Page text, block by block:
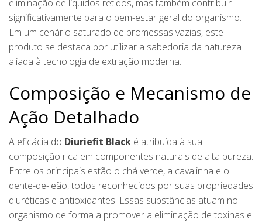
eliminação de líquidos retidos, mas também contribuir
significativamente para o bem-estar geral do organismo.
Em um cenário saturado de promessas vazias, este
produto se destaca por utilizar a sabedoria da natureza
aliada à tecnologia de extração moderna.
Composição e Mecanismo de
Ação Detalhado
A eficácia do Diuriefit Black é atribuída à sua
composição rica em componentes naturais de alta pureza.
Entre os principais estão o chá verde, a cavalinha e o
dente-de-leão, todos reconhecidos por suas propriedades
diuréticas e antioxidantes. Essas substâncias atuam no
organismo de forma a promover a eliminação de toxinas e